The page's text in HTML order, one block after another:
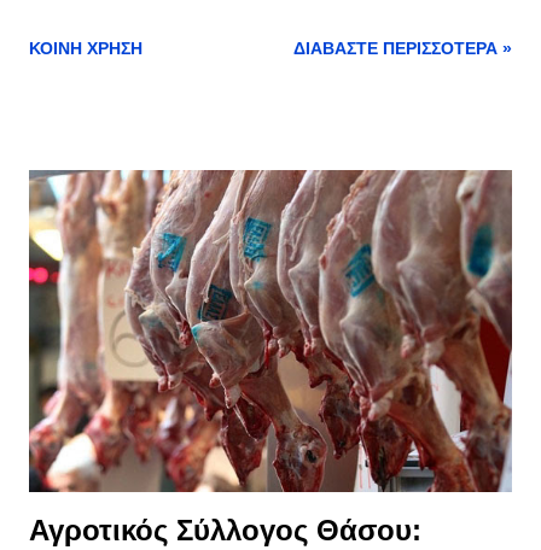
παιάνισε πένθιμα εμβατήρια Ελλήνων και ξένων συνθετών, τα
ΚΟΙΝΉ ΧΡΉΣΗ ΔΙΑΒΆΣΤΕ ΠΕΡΙΣΣΌΤΕΡΑ »
Αγροτικός Σύλλογος Θάσου: